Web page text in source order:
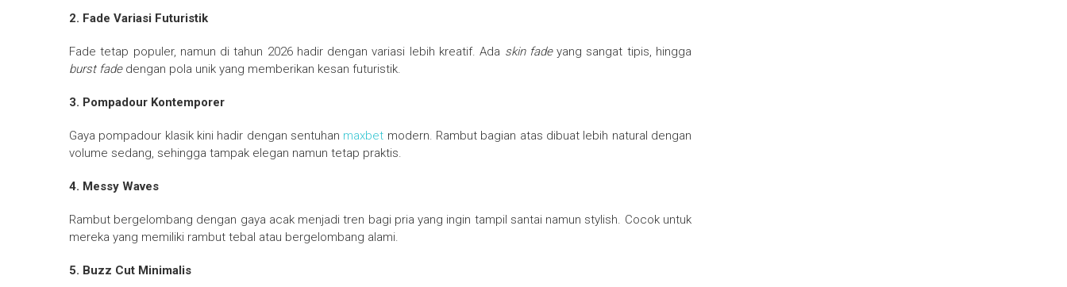
2. Fade Variasi Futuristik
Fade tetap populer, namun di tahun 2026 hadir dengan variasi lebih kreatif. Ada skin fadeyang sangat tipis, hingga
burst fadedengan pola unik yang memberikan kesan futuristik.
3. Pompadour Kontemporer
Gaya pompadour klasik kini hadir dengan sentuhan maxbet modern. Rambut bagian atas dibuat lebih natural dengan
volume sedang, sehingga tampak elegan namun tetap praktis.
4. Messy Waves
Rambut bergelombang dengan gaya acak menjadi tren bagi pria yang ingin tampil santai namun stylish. Cocok untuk
mereka yang memiliki rambut tebal atau bergelombang alami.
5. Buzz Cut Minimalis